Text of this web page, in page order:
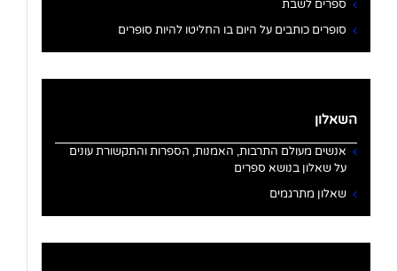
ספרים לשבת
סופרים כותבים על היום בו החליטו להיות סופרים
השאלון
אנשים מעולם התרבות, האמנות, הספרות והתקשורת עונים
על שאלון בנושא ספרים
שאלון מתרגמים